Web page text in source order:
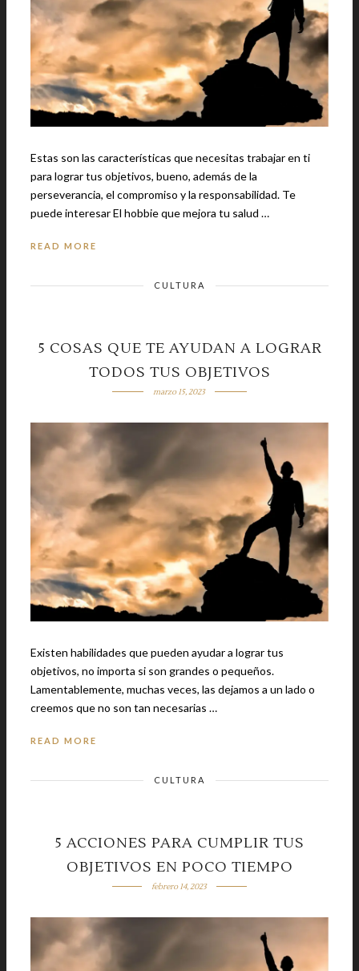
Estas son las características que necesitas trabajar en ti
para lograr tus objetivos, bueno, además de la
perseverancia, el compromiso y la responsabilidad. Te
puede interesar El hobbie que mejora tu salud …
READ MORE
CULTURA
5 COSAS QUE TE AYUDAN A LOGRAR
TODOS TUS OBJETIVOS
marzo 15, 2023
Existen habilidades que pueden ayudar a lograr tus
objetivos, no importa si son grandes o pequeños.
Lamentablemente, muchas veces, las dejamos a un lado o
creemos que no son tan necesarias …
READ MORE
CULTURA
5 ACCIONES PARA CUMPLIR TUS
OBJETIVOS EN POCO TIEMPO
febrero 14, 2023